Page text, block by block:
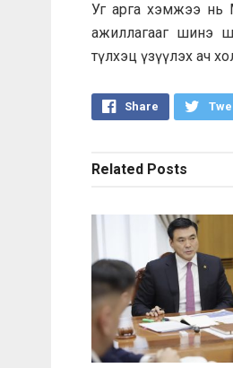
Уг арга хэмжээ нь
ажиллагааг шинэ
түлхэц үзүүлэх ач
Share
Related Posts